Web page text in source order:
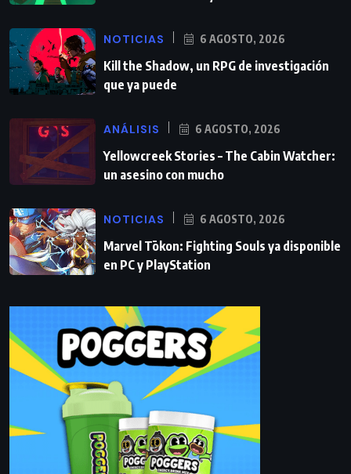
NOTICIAS 6 AGOSTO, 2026
Kill the Shadow, un RPG de investigación
que ya puede
ANÁLISIS 6 AGOSTO, 2026
Yellowcreek Stories – The Cabin Watcher:
un asesino con mucho
NOTICIAS 6 AGOSTO, 2026
Marvel Tōkon: Fighting Souls ya disponible
en PC y PlayStation